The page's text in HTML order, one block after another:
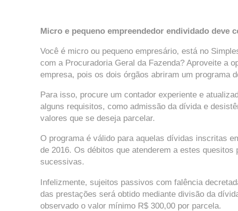
Micro e pequeno empreendedor endividado deve
Você é micro ou pequeno empresário, está no
com a Procuradoria Geral da Fazenda? Aproveite a
empresa, pois os dois órgãos abriram um programa
Para isso, procure um contador experiente e
alguns requisitos, como admissão da dívida e
valores que se deseja parcelar.
O programa é válido para aquelas dívidas inscritas
de 2016. Os débitos que atenderem a estes
sucessivas.
Infelizmente, sujeitos passivos com falência
das prestações será obtido mediante divisão da
observado o valor mínimo R$ 300,00 por parcela.